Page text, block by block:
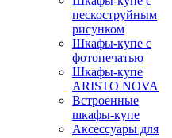
пескоструйным
рисунком
Шкафы-купе с
фотопечатью
Шкафы-купе
ARISTO NOVA
Встроенные
шкафы-купе
Аксессуары для